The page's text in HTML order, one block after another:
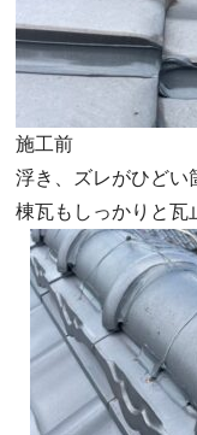
施工
浮き、ズレがひどい
棟瓦もしっかりと瓦